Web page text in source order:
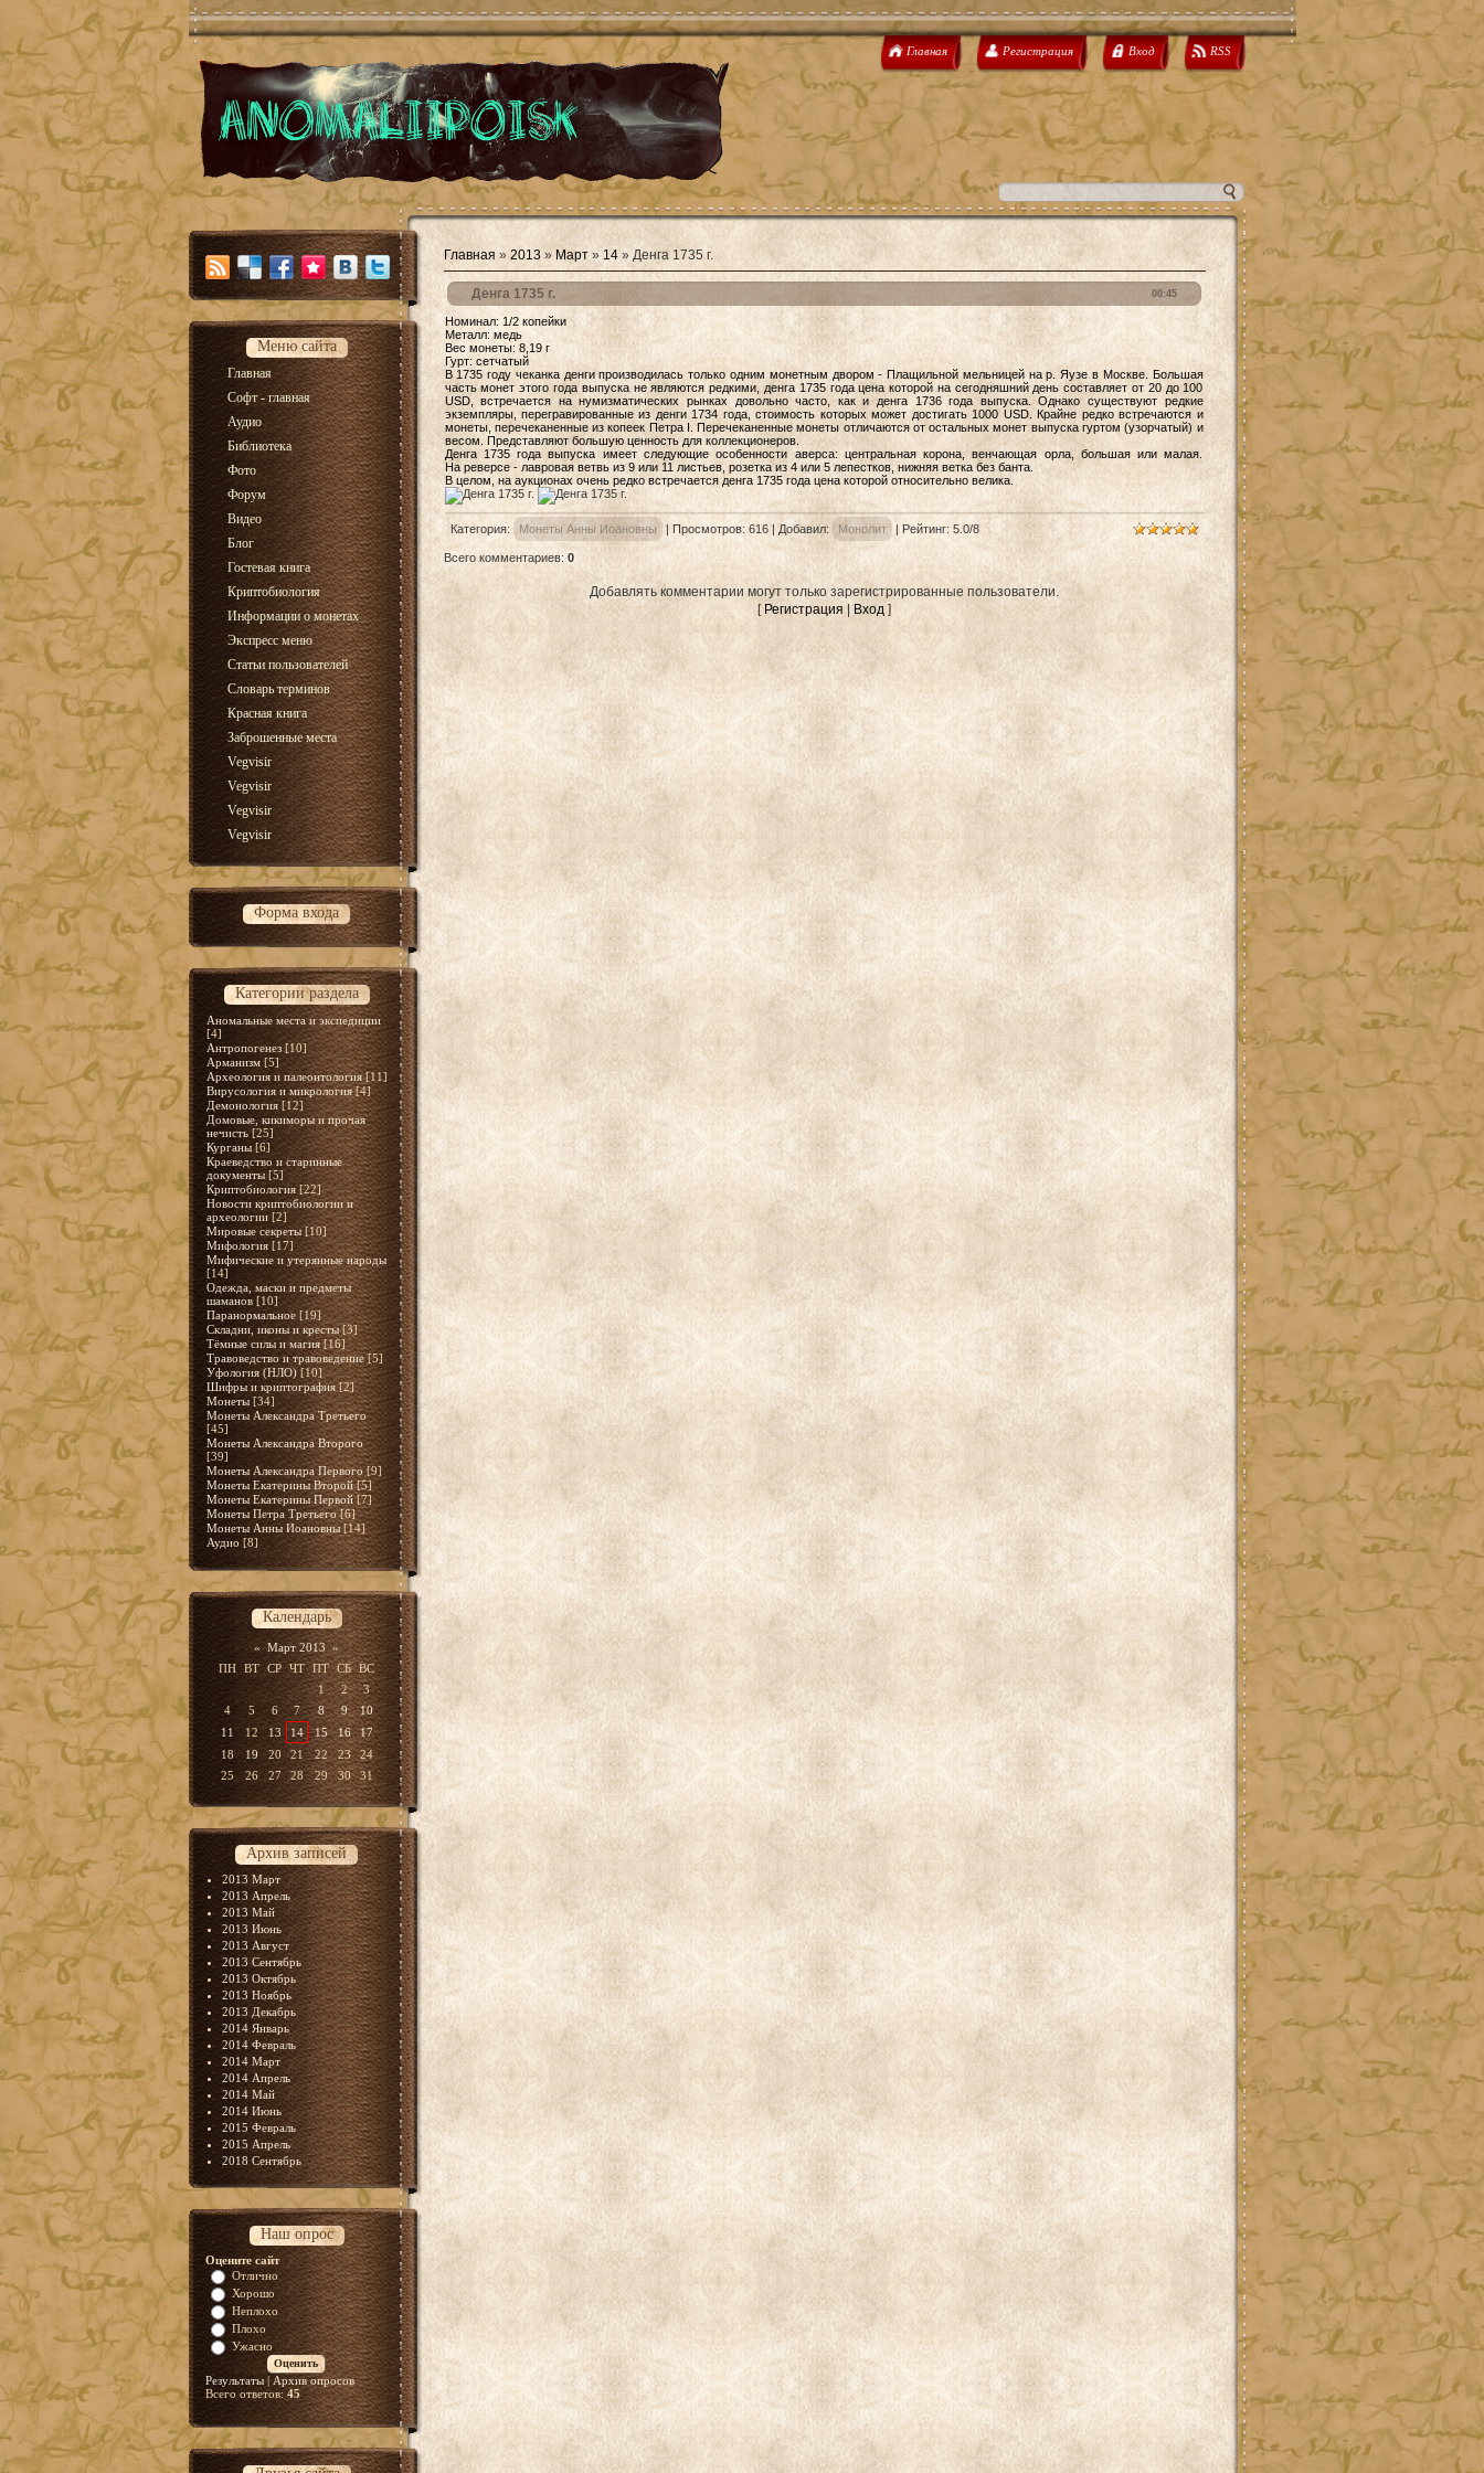
Главная Регистрация Вход RSS
Меню сайта
Главная
Софт - главная
Аудио
Библиотека
Фото
Форум
Видео
Блог
Гостевая книга
Криптобиология
Информации о монетах
Экспресс меню
Статьи пользователей
Словарь терминов
Красная книга
Заброшенные места
Vegvisir
Vegvisir
Vegvisir
Vegvisir
Форма входа
Категории раздела
Аномальные места и экспедиции
[4]
Антропогенез [10]
Арманизм [5]
Археология и палеонтология [11]
Вирусология и микрология [4]
Демонология [12]
Домовые, кикиморы и прочая
нечисть [25]
Курганы [6]
Краеведство и старинные
документы [5]
Криптобиология [22]
Новости криптобиологии и
археологии [2]
Мировые секреты [10]
Мифология [17]
Мифические и утерянные народы
[14]
Одежда, маски и предметы
шаманов [10]
Паранормальное [19]
Складни, иконы и кресты [3]
Тёмные силы и магия [16]
Травоведство и травоведение [5]
Уфология (НЛО) [10]
Шифры и криптография [2]
Монеты [34]
Монеты Александра Третьего
[45]
Монеты Александра Второго
[39]
Монеты Александра Первого [9]
Монеты Екатерины Второй [5]
Монеты Екатерины Первой [7]
Монеты Петра Третьего [6]
Монеты Анны Иоановны [14]
Аудио [8]
Календарь
« Март 2013 »
ПН ВТ СР ЧТ ПТ СБ ВС
1
2
3
4
5 6 7 8 9
10
11
12 13 14 15 16
17
18
19 20 21 22 23
24
25
26 27 28 29 30 31
Архив записей
2013 Март
2013 Апрель
2013 Май
2013 Июнь
2013 Август
2013 Сентябрь
2013 Октябрь
2013 Ноябрь
2013 Декабрь
2014 Январь
2014 Февраль
2014 Март
2014 Апрель
2014 Май
2014 Июнь
2015 Февраль
2015 Апрель
2018 Сентябрь
Наш опрос
Оцените сайт
Отлично
Хорошо
Неплохо
Плохо
Ужасно
Результаты| Архив опросов
Всего ответов:45
Главная » 2013 » Март » 14» Денга 1735 г.
00:45
Денга 1735 г.
Номинал: 1/2 копейки
Металл: медь
Вес монеты: 8,19 г
Гурт: сетчатый
В 1735 году чеканка денги производилась только одним монетным двором - Плащильной мельницей на р. Яузе в Москве. Большая
часть монет этого года выпуска не являются редкими, денга 1735 года цена которой на сегодняшний день составляет от 20 до 100
USD, встречается на нумизматических рынках довольно часто, как и денга 1736года выпуска. Однако существуют редкие
экземпляры, перегравированные из денги 1734 года, стоимость которых может достигать 1000 USD. Крайне редко встречаются и
монеты, перечеканенные изкопеек Петра I. Перечеканенные монеты отличаются от остальных монет выпуска гуртом (узорчатый) и
весом. Представляют большую ценность для коллекционеров.
Денга 1735 года выпуска имеет следующие особенности аверса: центральная корона, венчающая орла, большая или малая.
На реверсе- лавровая ветвь из 9 или 11 листьев, розетка из 4 или 5 лепестков, нижняя ветка без банта.
В целом, на аукционах очень редко встречается денга 1735 года цена которой относительно велика.
Категория: Монеты Анны Иоановны | Просмотров: 616 | Добавил: Монолит | Рейтинг: 5.0/8
Всего комментариев: 0
Добавлять комментарии могут только зарегистрированные пользователи.
[ Регистрация Вход ]